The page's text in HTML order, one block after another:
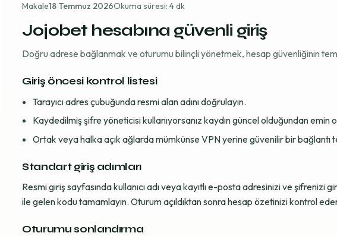
Makale18 Temmuz 2026Okuma süresi: 4 dk
Jojobet hesabına güvenli giriş
Doğru adrese bağlanmak ve oturumu bilinçli yönetmek, hesap güvenliğinin
Giriş öncesi kontrol listesi
Tarayıcı adres çubuğunda resmi alan adını doğrulayın.
Kaydedilmiş şifre yöneticisi kullanıyorsanız kaydın güncel olduğundan emin
Ortak veya halka açık ağlarda mümkünse VPN yerine güvenilir bir bağlantı
Standart giriş adımları
Resmi giriş sayfasında kullanıcı adı veya kayıtlı e-posta adresinizi ve
ile gelen kodu tamamlayın. Oturum açıldıktan sonra hesap özetinizi kontrol
Oturumu sonlandırma